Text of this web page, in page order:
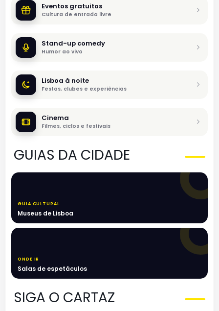
Eventos gratuitos
Cultura de entrada livre
Stand-up comedy
Humor ao vivo
Lisboa à noite
Festas, clubes e experiências
Cinema
Filmes, ciclos e festivais
GUIAS DA CIDADE
GUIA CULTURAL
Museus de Lisboa
ONDE IR
Salas de espetáculos
SIGA O CARTAZ